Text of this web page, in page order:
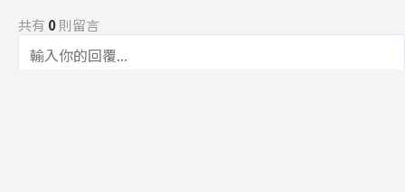
共有 0則留言